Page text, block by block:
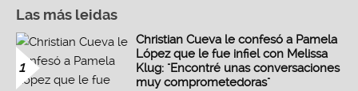
Las más leidas
1
Christian Cueva le confesó a Pamela
López que le fue infiel con Melissa
Klug: "Encontré unas conversaciones
muy comprometedoras"